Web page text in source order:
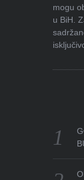
mogu
u BiH.